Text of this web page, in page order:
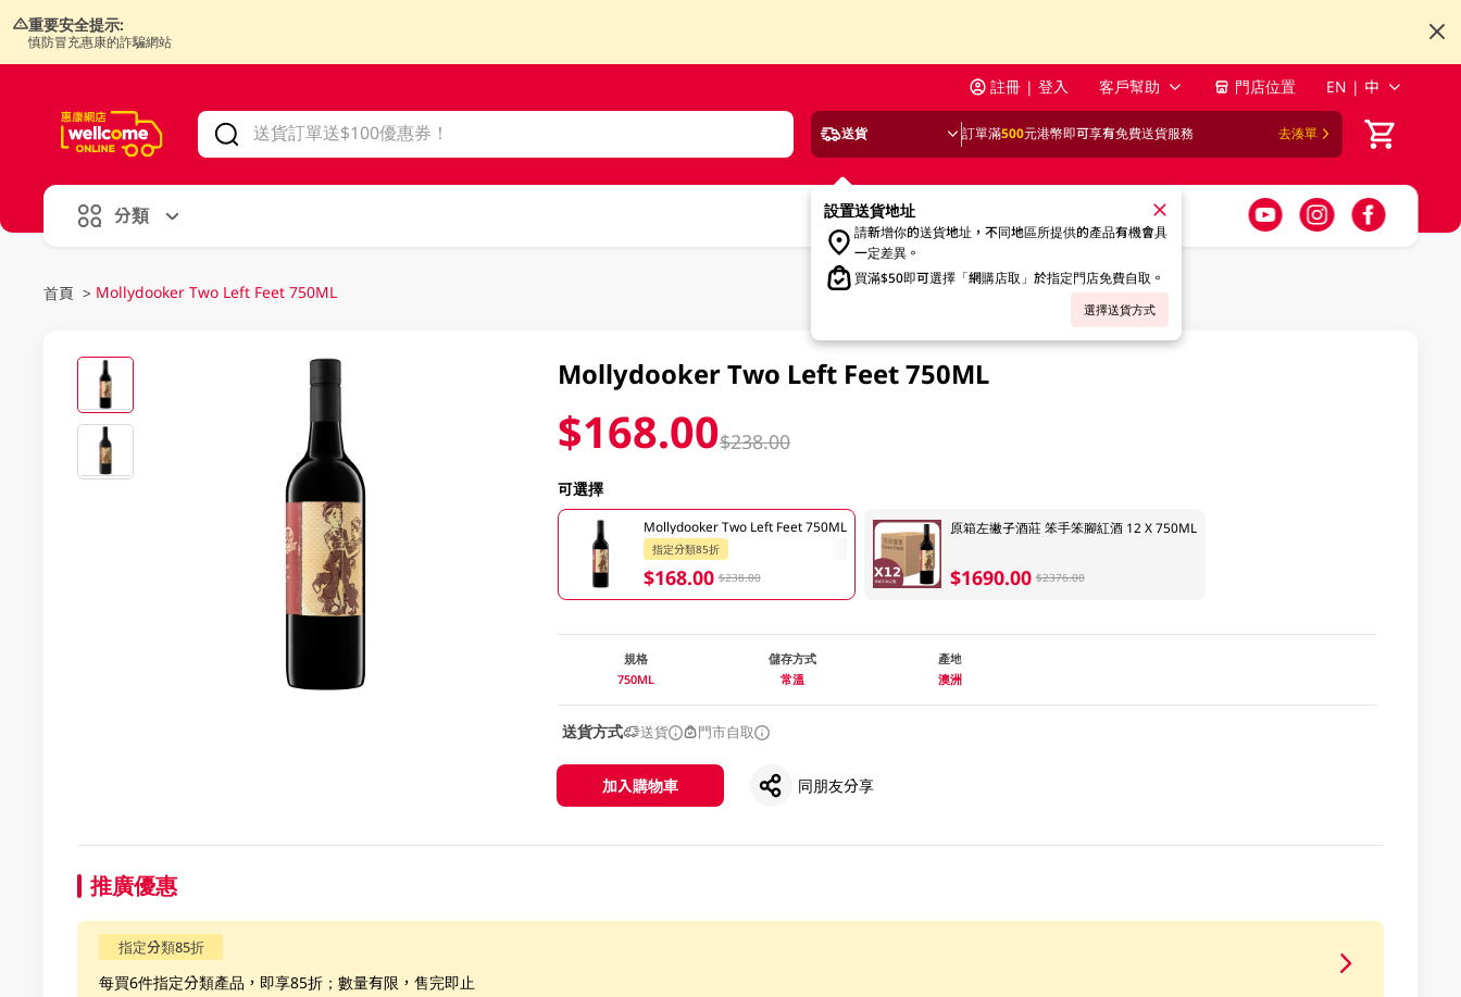
重要安全提示:
慎防冒充惠康的詐騙網站
註冊 | 登入 客戶幫助 門店位置 EN | 中
送貨 訂單滿500元港幣即可享有免費送貨服務 去湊單
設置送貨地址
請新增你的送貨地址，不同地區所提供的產品有機會具
一定差異。
買滿$50即可選擇「網購店取」於指定門店免費自取。
選擇送貨方式
分類
首頁 > Mollydooker Two Left Feet 750ML
Mollydooker Two Left Feet 750ML
$168.00$238.00
可選擇
Mollydooker Two Left Feet 750ML
指定分類85折
$168.00 $238.00
原箱左撇子酒莊 笨手笨腳紅酒 12 X 750ML
$1690.00 $2376.00
規格
750ML
儲存方式
常溫
產地
澳洲
送貨方式 送貨 門市自取
加入購物車 同朋友分享
推廣優惠
指定分類85折
每買6件指定分類產品，即享85折；數量有限，售完即止